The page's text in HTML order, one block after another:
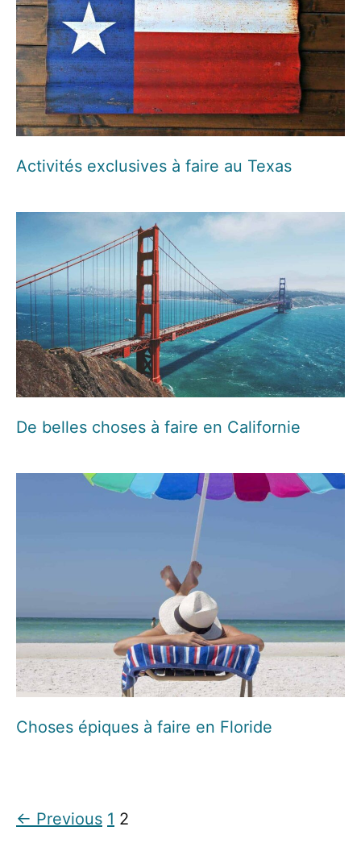
Activités exclusives à faire au Texas
De belles choses à faire en Californie
Choses épiques à faire en Floride
← Previous 1 2